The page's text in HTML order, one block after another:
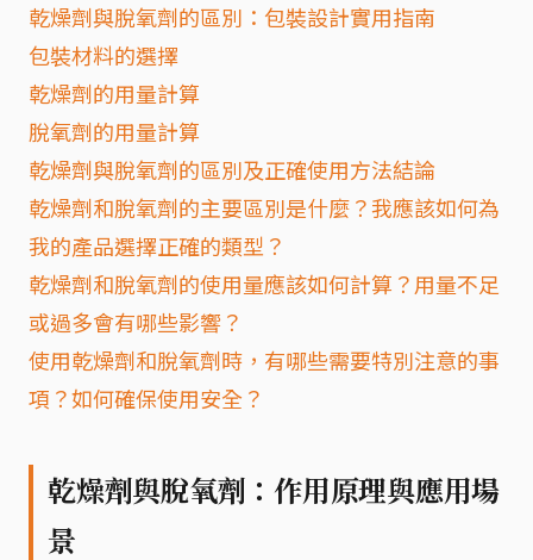
乾燥劑與脫氧劑的區別：包裝設計實用指南
包裝材料的選擇
乾燥劑的用量計算
脫氧劑的用量計算
乾燥劑與脫氧劑的區別及正確使用方法結論
乾燥劑和脫氧劑的主要區別是什麼？我應該如何為
我的產品選擇正確的類型？
乾燥劑和脫氧劑的使用量應該如何計算？用量不足
或過多會有哪些影響？
使用乾燥劑和脫氧劑時，有哪些需要特別注意的事
項？如何確保使用安全？
乾燥劑與脫氧劑：作用原理與應用場
景